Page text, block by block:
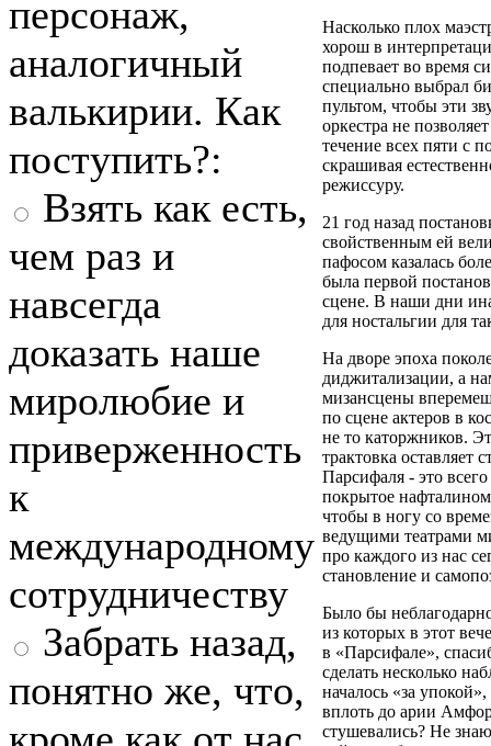
персонаж,
аналогичный
валькирии. Как
поступить?:
Взять как есть,
чем раз и
навсегда
доказать наше
миролюбие и
приверженность
к
международному
сотрудничеству
Забрать назад,
понятно же, что,
Насколько плох
хорош в
подпевает во время
специально выбрал
пультом, чтобы эти
оркестра не
течение всех пяти с
скрашивая
режиссуру.
21 год назад
свойственным ей
пафосом казалась
была первой
сцене. В наши дни
для ностальгии для
На дворе эпоха
диджитализации, а
мизансцены
по сцене актеров в
не то каторжников.
трактовка оставляет
Парсифаля - это
покрытое
чтобы в ногу со
ведущими театрами
про каждого из нас
становление и
Было бы
из которых в этот
в «Парсифале»,
сделать несколько
началось «за
вплоть до арии
стушевались? Не